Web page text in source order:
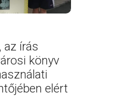
az írás
könyv
elért